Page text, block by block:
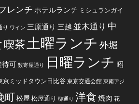
レンチ ホテルランチ ミシュランガイ
り ワイン 三原通り 三越 並木通り 中
喫茶 土曜ランチ 外堀
待可 数寄屋通り 日曜ランチ 昭
京ミッドタウン日比谷 東京交通会館 東南アジ
町松屋 松屋通り 柳通り 洋食 焼肉 花